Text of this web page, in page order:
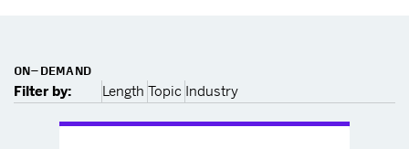
ON-DEMAND
Filter by: Length Topic Industry